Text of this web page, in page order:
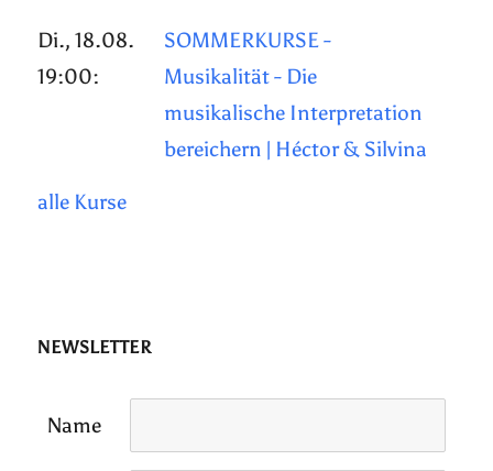
Di., 18.08.
19:00:
SOMMERKURSE -
Musikalität - Die
musikalische Interpretation
bereichern | Héctor & Silvina
alle Kurse
NEWSLETTER
Name